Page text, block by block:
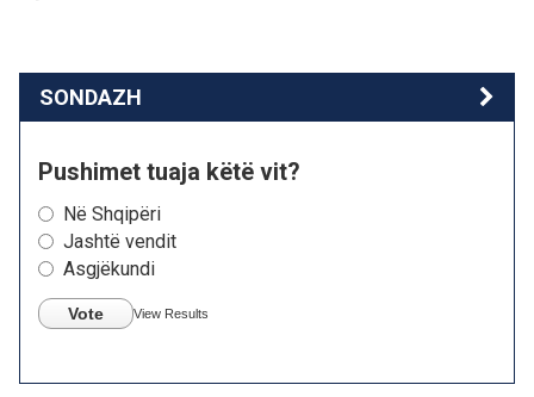
SONDAZH
Pushimet tuaja këtë vit?
Në Shqipëri
Jashtë vendit
Asgjëkundi
Vote View Results